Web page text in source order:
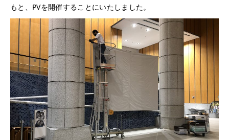
もと、PVを開催することにいたしました。